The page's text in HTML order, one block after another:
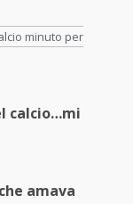
minuto per
calcio…mi
amava